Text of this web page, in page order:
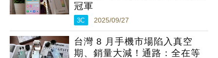
冠軍
3C 2025/09/27
台灣 8 月手機市場陷入真空
期、銷量大減！通路：全在等